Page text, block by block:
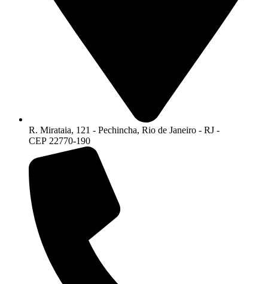
R. Mirataia, 121 - Pechincha, Rio de Janeiro - RJ -
CEP 22770-190